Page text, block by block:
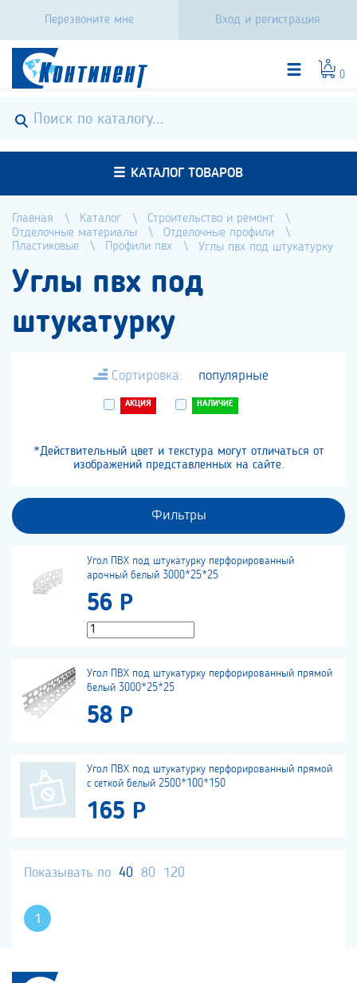
Перезвоните мне Вход и регистрация
0
КАТАЛОГ ТОВАРОВ
Главная Каталог
Строительство и ремонт
Отделочные материалы
Отделочные профили
Пластиковые
Профили пвх Углы пвх под штукатурку
Углы пвх под
штукатурку
Сортировка: популярные
АКЦИЯ НАЛИЧИЕ
*Действительный цвет и текстура могут отличаться от
изображений представленных на сайте.
Фильтры
Угол ПВХ под штукатурку перфорированный
арочный белый 3000*25*25
56 Р
Угол ПВХ под штукатурку перфорированный прямой
белый 3000*25*25
58 Р
Угол ПВХ под штукатурку перфорированный прямой
с сеткой белый 2500*100*150
165 Р
Показывать по 40 80 120
1